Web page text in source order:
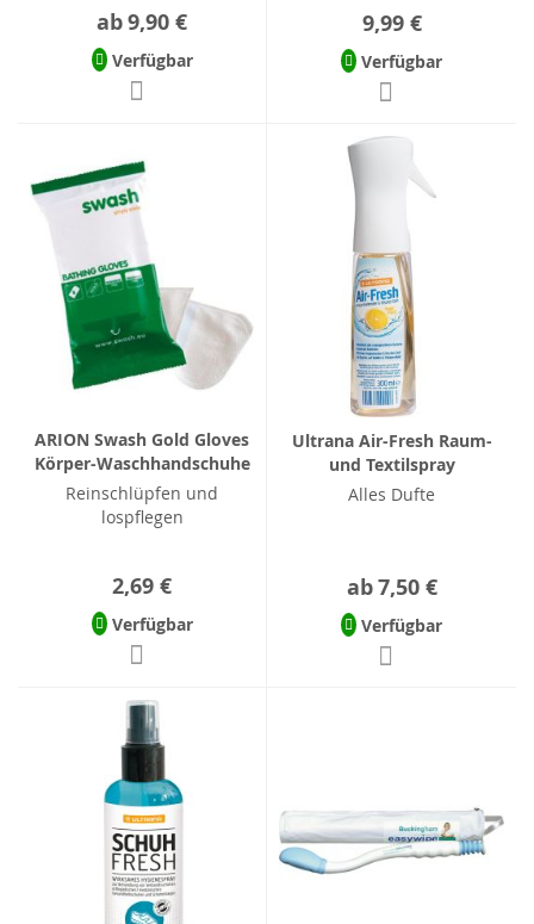
ab9,90 €
Verfügbar
9,99 €
Verfügbar
ARION Swash Gold Gloves
Körper-Waschhandschuhe
Reinschlüpfen und
lospflegen
2,69 €
Verfügbar
Ultrana Air-Fresh Raum-
und Textilspray
Alles Dufte
ab7,50 €
Verfügbar